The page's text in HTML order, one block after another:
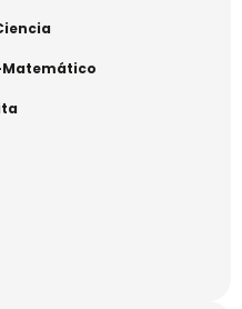
Matemático